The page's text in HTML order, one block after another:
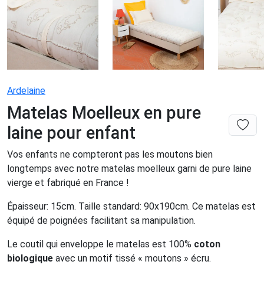
Ardelaine
Matelas Moelleux en pure
laine pour enfant
Vos enfants ne compteront pas les moutons bien
longtemps avec notre matelas moelleux garni de pure laine
vierge et fabriqué en France !
Épaisseur: 15cm. Taille standard: 90x190cm. Ce matelas est
équipé de poignées facilitant sa manipulation.
Le coutil qui enveloppe le matelas est 100% coton
biologique avec un motif tissé « moutons » écru.